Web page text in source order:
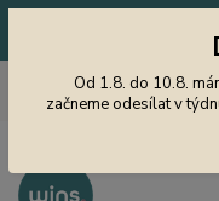
začneme odesílat v
605 747 185
Jsme tu pro Vás od 9 do
hodin
Od 1.8. do 10.8.
začneme odesílat v